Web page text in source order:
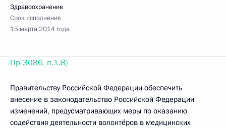
Здравоохранение
Срок исполнения
15 марта 2014 года
Пр-3086, п.1.8)
Правительству Российской Федерации обеспечить
внесение в законодательство Российской Федерации
изменений, предусматривающих меры по оказанию
содействия деятельности волонтёров в медицинских